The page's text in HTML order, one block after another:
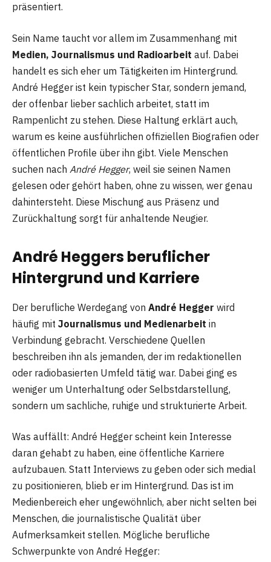
präsentiert.
Sein Name taucht vor allem im Zusammenhang mit
Medien, Journalismus und Radioarbeit auf. Dabei
handelt es sich eher um Tätigkeiten im Hintergrund.
André Hegger ist kein typischer Star, sondern jemand,
der offenbar lieber sachlich arbeitet, statt im
Rampenlicht zu stehen. Diese Haltung erklärt auch,
warum es keine ausführlichen offiziellen Biografien oder
öffentlichen Profile über ihn gibt. Viele Menschen
suchen nach André Hegger, weil sie seinen Namen
gelesen oder gehört haben, ohne zu wissen, wer genau
dahintersteht. Diese Mischung aus Präsenz und
Zurückhaltung sorgt für anhaltende Neugier.
André Heggers beruflicher
Hintergrund und Karriere
Der berufliche Werdegang von André Hegger wird
häufig mit Journalismus und Medienarbeit in
Verbindung gebracht. Verschiedene Quellen
beschreiben ihn als jemanden, der im redaktionellen
oder radiobasierten Umfeld tätig war. Dabei ging es
weniger um Unterhaltung oder Selbstdarstellung,
sondern um sachliche, ruhige und strukturierte Arbeit.
Was auffällt: André Hegger scheint kein Interesse
daran gehabt zu haben, eine öffentliche Karriere
aufzubauen. Statt Interviews zu geben oder sich medial
zu positionieren, blieb er im Hintergrund. Das ist im
Medienbereich eher ungewöhnlich, aber nicht selten bei
Menschen, die journalistische Qualität über
Aufmerksamkeit stellen. Mögliche berufliche
Schwerpunkte von André Hegger: